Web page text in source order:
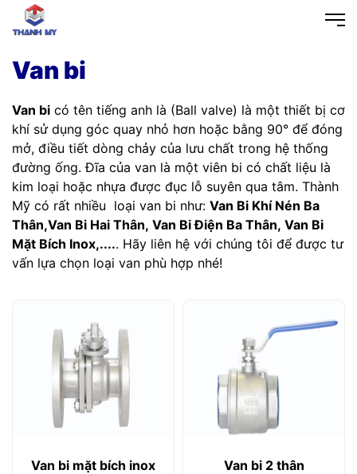
Van bi
Van bi có tên tiếng anh là (Ball valve) là một thiết bị cơ
khí sử dụng góc quay nhỏ hơn hoặc bằng 90° để đóng
mở, điều tiết dòng chảy của lưu chất trong hệ thống
đường ống. Đĩa của van là một viên bi có chất liệu là
kim loại hoặc nhựa được đục lỗ suyên qua tâm. Thành
Mỹ có rất nhiều loại van bi như: Van Bi Khí Nén Ba
Thân,Van Bi Hai Thân, Van Bi Điện Ba Thân, Van Bi
Mặt Bích Inox,..... Hãy liên hệ với chúng tôi để được tư
vấn lựa chọn loại van phù hợp nhé!
Van bi mặt bích inox Van bi 2 thân